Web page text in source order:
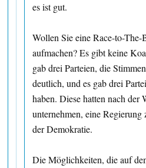
es ist gut.
Wollen Sie eine Race-to-
aufmachen? Es gibt keine
gab drei Parteien, die
deutlich, und es gab drei
haben. Diese hatten nach der
unternehmen, eine
der Demokratie.
Die Möglichkeiten, die auf